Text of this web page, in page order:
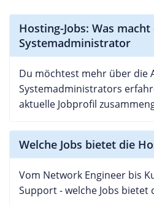
Hosting-Jobs: Was macht
Systemadministrator
Du möchtest mehr über die
Systemadministrators
aktuelle Jobprofil
Welche Jobs bietet die
Vom Network Engineer bis
Support - welche Jobs bietet